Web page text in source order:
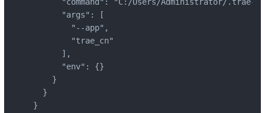
"command": "C:/Users/Administrator/.trae-
      "args": [
        "--app",
        "trae_cn"
      ],
      "env": {}
    }
  }
}